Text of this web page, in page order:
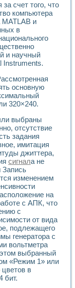
тиристорным
для
стенда для
диагностики
свойств
томограф на
процессов получения
зрения для контроля
процессов
обучающих
путем
и защиты ускорителя
процессом
среды специальной
с
INSTRUMENTS
термотрансферной
на базе
для исследова¬ния
процессов
переходных
швов на базе
систем
стенды
счет того, что
компьютера
MATLAB и
в
и научный
Instruments.
основную
320×240.
выбраны
отсутствие
задания
имитация
джиттера,
сигнала не
Запись
изменением
на
с АПК, что
с
от вида
подлежащего
генератора с
вольтметра
выбранный
«Режим 1» или
в
бит.